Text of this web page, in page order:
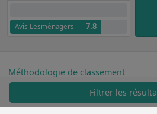
Filtrer les
Avis Lesménagers
7.8
Méthodologie de classement
FAQ & contact